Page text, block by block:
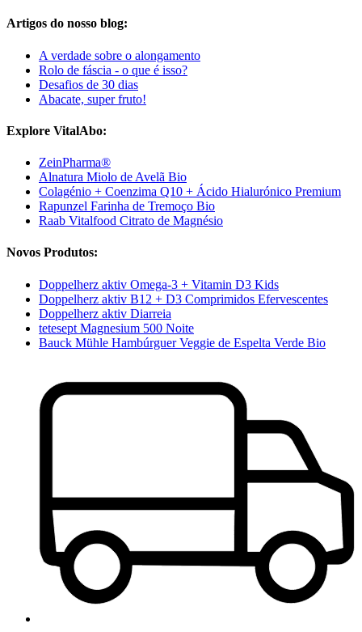
Artigos do nosso blog:
A verdade sobre o alongamento
Rolo de fáscia - o que é isso?
Desafios de 30 dias
Abacate, super fruto!
Explore VitalAbo:
ZeinPharma®
Alnatura Miolo de Avelã Bio
Colagénio + Coenzima Q10 + Ácido Hialurónico Premium
Rapunzel Farinha de Tremoço Bio
Raab Vitalfood Citrato de Magnésio
Novos Produtos:
Doppelherz aktiv Omega-3 + Vitamin D3 Kids
Doppelherz aktiv B12 + D3 Comprimidos Efervescentes
Doppelherz aktiv Diarreia
tetesept Magnesium 500 Noite
Bauck Mühle Hambúrguer Veggie de Espelta Verde Bio